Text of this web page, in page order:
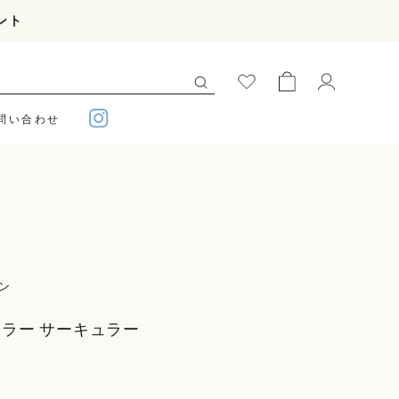
ト
い合わせ
ー サーキュラー